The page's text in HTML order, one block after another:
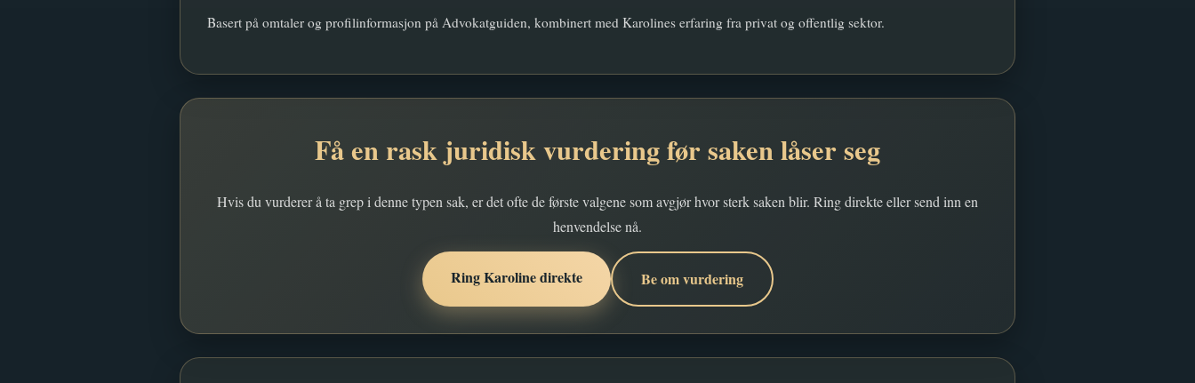
Basert på omtaler og profilinformasjon på Advokatguiden, kombinert med Karolines erfaring fra privat og offentlig sektor.
Få en rask juridisk vurdering før saken låser seg
Hvis du vurderer å ta grep i denne typen sak, er det ofte de første valgene som avgjør hvor sterk saken blir. Ring direkte eller send inn en
henvendelse nå.
Ring Karoline direkte Be om vurdering